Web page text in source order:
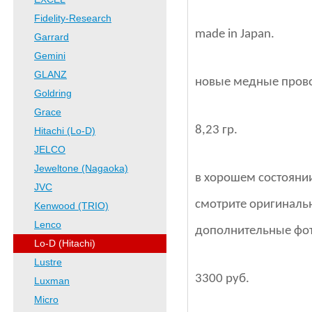
Fidelity-Research
Garrard
Gemini
GLANZ
Goldring
Grace
Hitachi (Lo-D)
JELCO
Jeweltone (Nagaoka)
JVC
Kenwood (TRIO)
Lenco
Lo-D (Hitachi)
Lustre
Luxman
Micro
made in Japan.
новые медные
8,23 гр.
в хорошем
смотрите
дополнительные
3300 руб.